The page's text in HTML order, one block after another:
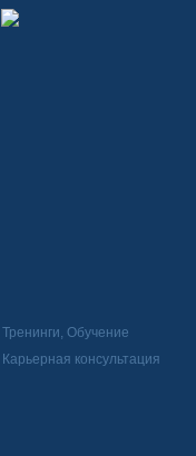
Тренинги, Обучение
Карьерная консультация